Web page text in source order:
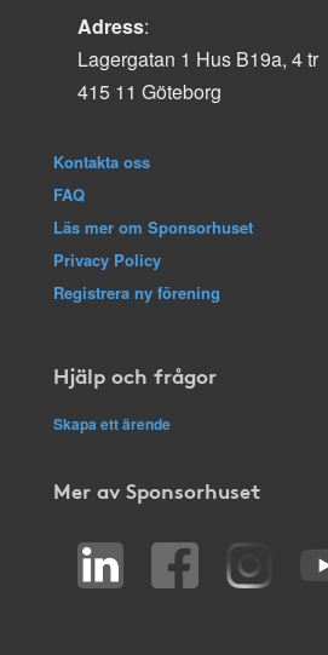
Adress:
Lagergatan 1 Hus B19a, 4 tr
415 11 Göteborg
Kontakta oss
FAQ
Läs mer om Sponsorhuset
Privacy Policy
Registrera ny förening
Hjälp och frågor
Skapa ett ärende
Mer av Sponsorhuset